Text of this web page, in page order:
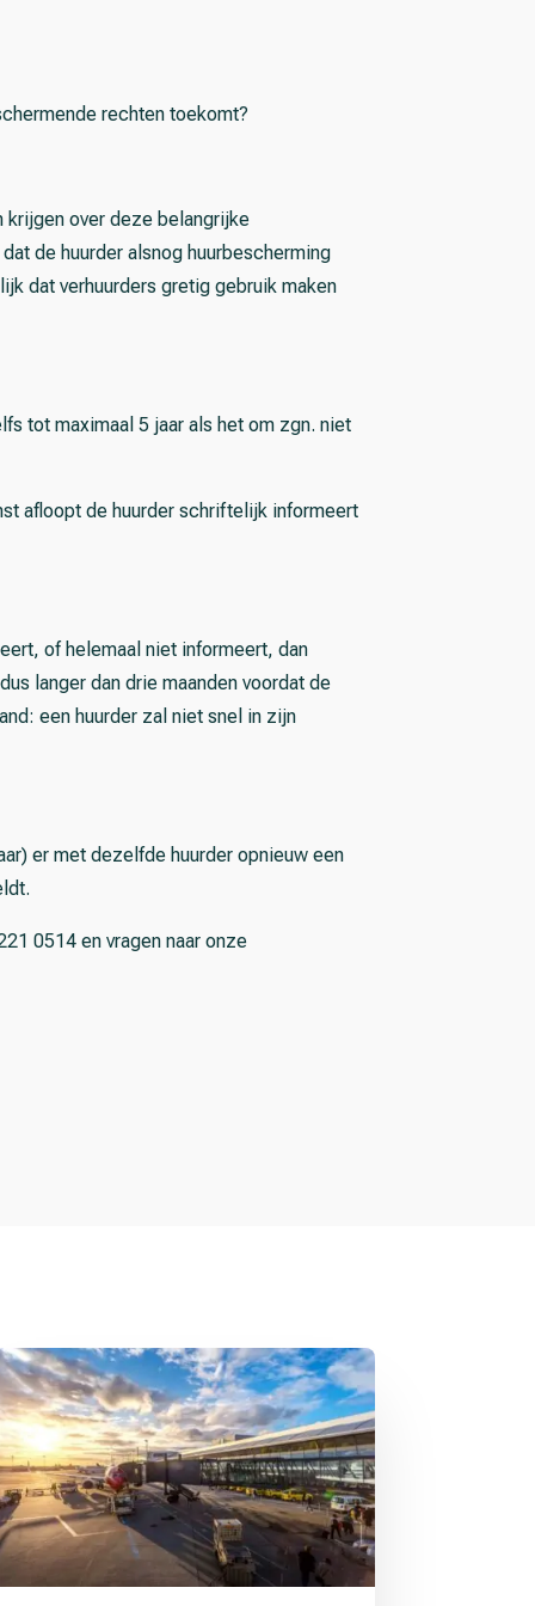
rechten toekomt?
krijgen over deze belangrijke
de huurder alsnog huurbescherming
dat verhuurders gretig gebruik maken
tot maximaal 5 jaar als het om zgn. niet
afloopt de huurder schriftelijk informeert
of helemaal niet informeert, dan
langer dan drie maanden voordat de
een huurder zal niet snel in zijn
er met dezelfde huurder opnieuw een
0514 en vragen naar onze